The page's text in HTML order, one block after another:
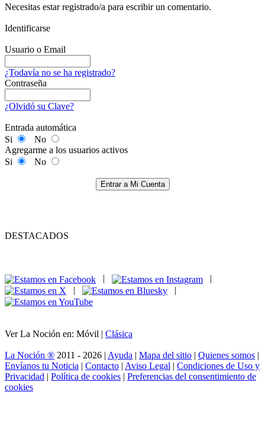
Necesitas estar registrado/a para escribir un comentario.
Identificarse
Usuario o Email
¿Todavía no se ha registrado?
Contraseña
¿Olvidó su Clave?
Entrada automática
Si
No
Agregarme a los usuarios activos
Si
No
Entrar a Mi Cuenta
DESTACADOS
|
|
Ver La Noción en: Móvil | Clásica
La Noción ® 2011 - 2026 | Ayuda | Mapa del sitio | Quienes somos |
Envíanos tu Noticia | Contacto | Aviso Legal | Condiciones de Uso y
Privacidad | Política de cookies | Preferencias del consentimiento de
cookies